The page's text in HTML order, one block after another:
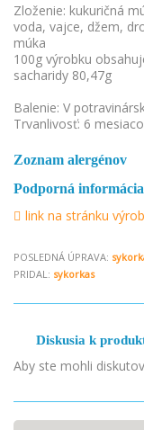
Zloženie: kukuričná
voda, vajce, džem,
múka
100g výrobku
sacharidy 80,47g
Balenie: V
Trvanlivosť: 6
Zoznam alergénov
Podporná informácia
link na stránku
POSLEDNÁ ÚPRAVA:
PRIDAL: sykorkas
Diskusia k
Aby ste mohli